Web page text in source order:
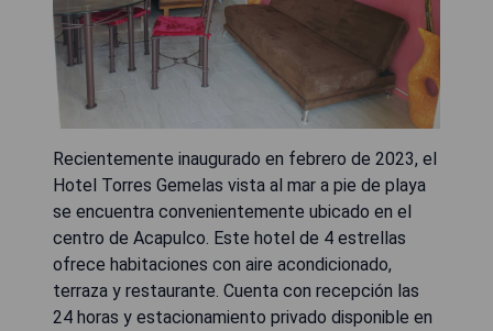
Recientemente inaugurado en febrero de 2023, el
Hotel Torres Gemelas vista al mar a pie de playa
se encuentra convenientemente ubicado en el
centro de Acapulco. Este hotel de 4 estrellas
ofrece habitaciones con aire acondicionado,
terraza y restaurante. Cuenta con recepción las
24 horas y estacionamiento privado disponible en